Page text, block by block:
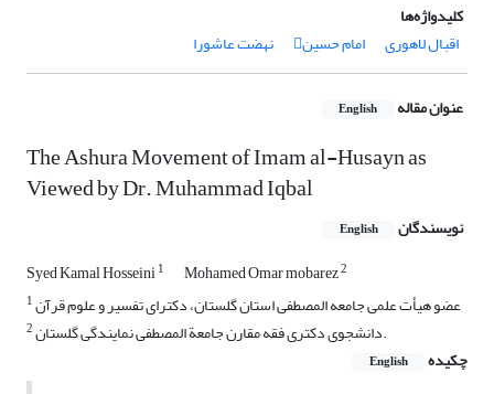
کلیدواژه‌ها
اقبال لاهوری
امام حسین نهضت عاشورا
عنوان مقاله English
The Ashura Movement of Imam al-Husayn as
Viewed by Dr. Muhammad Iqbal
نویسندگان English
Syed Kamal Hosseini1 Mohamed Omar mobarez2
1عضو هیأت علمی جامعه المصطفی استان گلستان، دکترای تفسیر و علوم قرآن
2
دانشجوی دکتری فقه مقارن جامعة المصطفی نمایندگی گلستان.
چکیده
English